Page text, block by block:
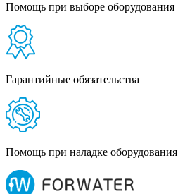
Помощь при выборе оборудования
Гарантийные обязательства
Помощь при наладке оборудования